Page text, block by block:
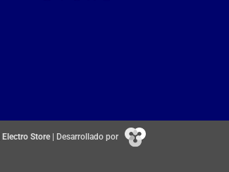
Electro Store | Desarrollado por